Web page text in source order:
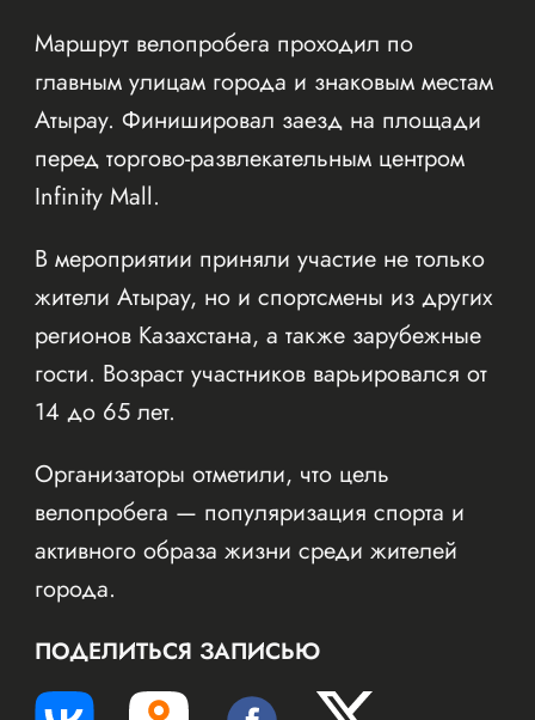
Маршрут велопробега проходил по
главным улицам города и знаковым местам
Атырау. Финишировал заезд на площади
перед торгово-развлекательным центром
Infinity Mall.
В мероприятии приняли участие не только
жители Атырау, но и спортсмены из других
регионов Казахстана, а также зарубежные
гости. Возраст участников варьировался от
14 до 65 лет.
Организаторы отметили, что цель
велопробега — популяризация спорта и
активного образа жизни среди жителей
города.
ПОДЕЛИТЬСЯ ЗАПИСЬЮ